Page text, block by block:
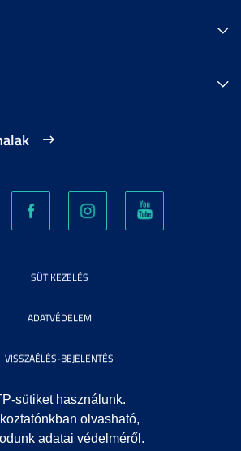
sütiket használunk.
olvasható,
adatai védelméről.
SÜTIKEZELÉS
ADATVÉDELEM
VISSZAÉLÉS-BEJELENTÉS
KÖZÉRDEKŰ ADATOK
IMPRESSZUM